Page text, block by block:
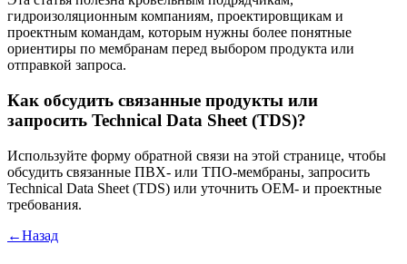
гидроизоляционным компаниям, проектировщикам и
проектным командам, которым нужны более понятные
ориентиры по мембранам перед выбором продукта или
отправкой запроса.
Как обсудить связанные продукты или
запросить Technical Data Sheet (TDS)?
Используйте форму обратной связи на этой странице, чтобы
обсудить связанные ПВХ- или ТПО-мембраны, запросить
Technical Data Sheet (TDS) или уточнить OEM- и проектные
требования.
←Назад